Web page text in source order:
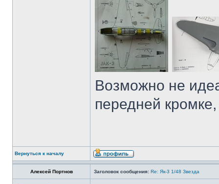
Возможно не
передней
Вернуться к началу
Алексей Портнов Заголовок сообщения: Re: Як-3 1/48 Звезда